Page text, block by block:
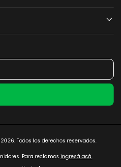
Todos los derechos reservados.
Para reclamos ingresá acá.